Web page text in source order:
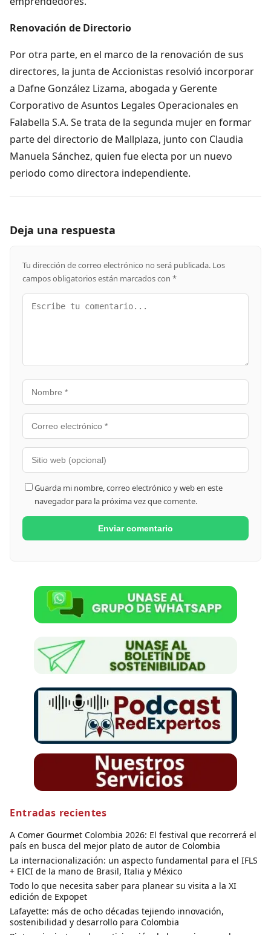
Renovación de Directorio
Por otra parte, en el marco de la renovación de sus
directores, la junta de Accionistas resolvió incorporar
a Dafne González Lizama, abogada y Gerente
Corporativo de Asuntos Legales Operacionales en
Falabella S.A. Se trata de la segunda mujer en formar
parte del directorio de Mallplaza, junto con Claudia
Manuela Sánchez, quien fue electa por un nuevo
periodo como directora independiente.
Deja una respuesta
Tu dirección de correo electrónico no será publicada. Los
campos obligatorios están marcados con *
Guarda mi nombre, correo electrónico y web en este
navegador para la próxima vez que comente.
Entradas recientes
A Comer Gourmet Colombia 2026: El festival que recorrerá el
país en busca del mejor plato de autor de Colombia
La internacionalización: un aspecto fundamental para el IFLS
+ EICI de la mano de Brasil, Italia y México
Todo lo que necesita saber para planear su visita a la XI
edición de Expopet
Lafayette: más de ocho décadas tejiendo innovación,
sostenibilidad y desarrollo para Colombia